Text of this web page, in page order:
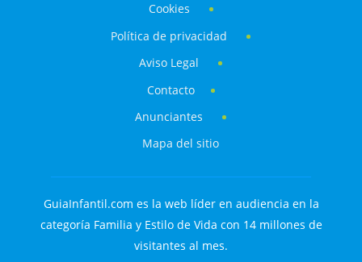
Cookies
Política de privacidad
Aviso Legal
Contacto
Anunciantes
Mapa del sitio
GuiaInfantil.com es la web líder en audiencia en la
categoría Familia y Estilo de Vida con 14 millones de
visitantes al mes.